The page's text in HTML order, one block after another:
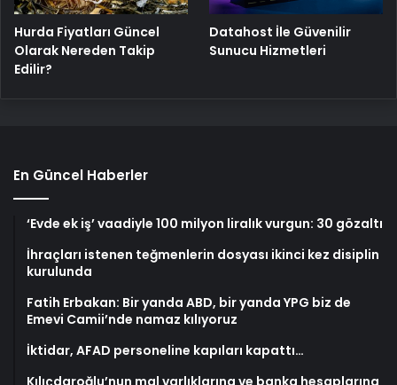
Hurda Fiyatları Güncel
Olarak Nereden Takip
Edilir?
Datahost İle Güvenilir
Sunucu Hizmetleri
En Güncel Haberler
‘Evde ek iş’ vaadiyle 100 milyon liralık vurgun: 30 gözaltı
İhraçları istenen teğmenlerin dosyası ikinci kez disiplin
kurulunda
Fatih Erbakan: Bir yanda ABD, bir yanda YPG biz de
Emevi Camii’nde namaz kılıyoruz
İktidar, AFAD personeline kapıları kapattı…